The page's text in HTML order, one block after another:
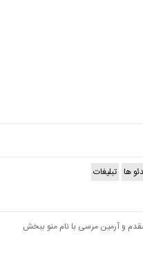
ها تبلیغات
و آرمین مرسی با نام منو ببخش